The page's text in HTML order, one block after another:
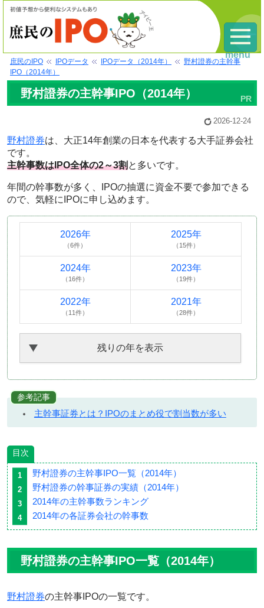
庶民のIPO IPOデータ IPOデータ（2014年）
野村證券の主幹事
IPO（2014年）
野村證券の主幹事IPO（2014年）
2026-12-24
野村證券は、大正14年創業の日本を代表する大手証券会社
です。
主幹事数はIPO全体の2～3割 と多いです。
年間の幹事数が多く、IPOの抽選に資金不要で参加できる
ので、気軽にIPOに申し込めます。
2026年
（6件）
2025年
（15件）
2024年
（16件）
2023年
（19件）
2022年
（11件）
2021年
（28件）
残りの年を表示
参考記事
主幹事証券とは？IPOのまとめ役で割当数が多い
目次
野村證券の主幹事IPO一覧（2014年）
野村證券の幹事証券の実績（2014年）
2014年の主幹事数ランキング
2014年の各証券会社の幹事数
野村證券の主幹事IPO一覧（2014年）
野村證券の主幹事IPOの一覧です。
menu